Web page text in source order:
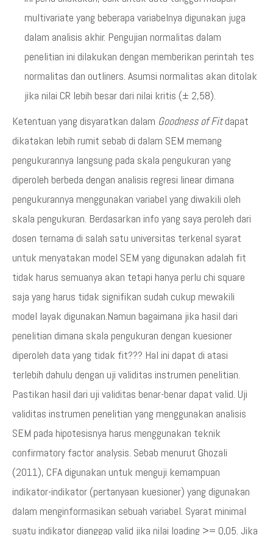
multivariate yang beberapa variabelnya digunakan juga
dalam analisis akhir. Pengujian normalitas dalam
penelitian ini dilakukan dengan memberikan perintah tes
normalitas dan outliners. Asumsi normalitas akan ditolak
jika nilai CR lebih besar dari nilai kritis (± 2,58).
Ketentuan yang disyaratkan dalam Goodness of Fitdapat
dikatakan lebih rumit sebab di dalam SEM memang
pengukurannya langsung pada skala pengukuran yang
diperoleh berbeda dengan analisis regresi linear dimana
pengukurannya menggunakan variabel yang diwakili oleh
skala pengukuran. Berdasarkan info yang saya peroleh dari
dosen ternama di salah satu universitas terkenal syarat
untuk menyatakan model SEM yang digunakan adalah fit
tidak harus semuanya akan tetapi hanya perlu chi square
saja yang harus tidak signifikan sudah cukup mewakili
model layak digunakan.Namun bagaimana jika hasil dari
penelitian dimana skala pengukuran dengan kuesioner
diperoleh data yang tidak fit??? Hal ini dapat di atasi
terlebih dahulu dengan uji validitas instrumen penelitian.
Pastikan hasil dari uji validitas benar-benar dapat valid. Uji
validitas instrumen penelitian yang menggunakan analisis
SEM pada hipotesisnya harus menggunakan teknik
confirmatory factor analysis. Sebab menurut Ghozali
(2011), CFA digunakan untuk menguji kemampuan
indikator-indikator (pertanyaan kuesioner) yang digunakan
dalam menginformasikan sebuah variabel. Syarat minimal
suatu indikator dianggap valid jika nilai loading >= 0,05. Jika